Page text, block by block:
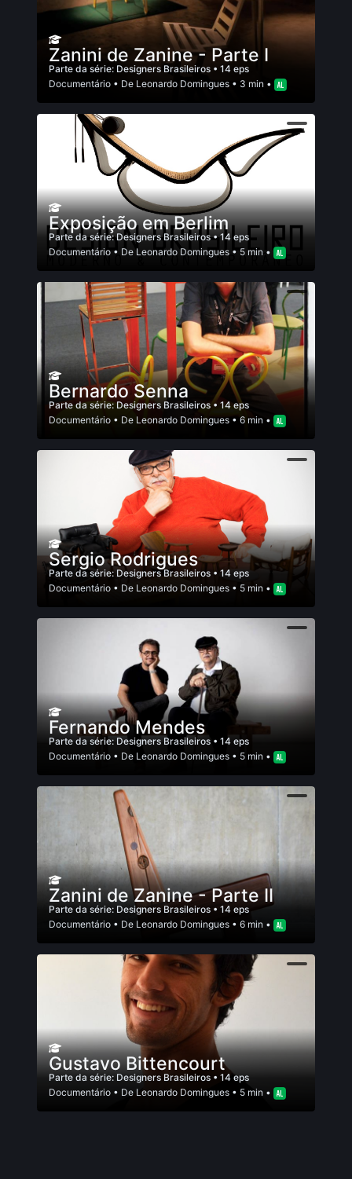
Zanini de Zanine - Parte I
Parte da série: Designers Brasileiros • 14 eps
Documentário • De Leonardo Domingues • 3 min •
Exposição em Berlim
Parte da série:Designers Brasileiros• 14 eps
Documentário • De Leonardo Domingues • 5 min •
Bernardo Senna
Parte da série: Designers Brasileiros • 14 eps
Documentário • De Leonardo Domingues • 6 min •
Sergio Rodrigues
Parte da série: Designers Brasileiros • 14 eps
Documentário • De Leonardo Domingues • 5 min •
Fernando Mendes
Parte da série: Designers Brasileiros • 14 eps
Documentário • De Leonardo Domingues • 5 min •
Zanini de Zanine - Parte II
Parte da série: Designers Brasileiros • 14 eps
Documentário • De Leonardo Domingues • 6 min •
Gustavo Bittencourt
Parte da série: Designers Brasileiros • 14 eps
Documentário • De Leonardo Domingues • 5 min •